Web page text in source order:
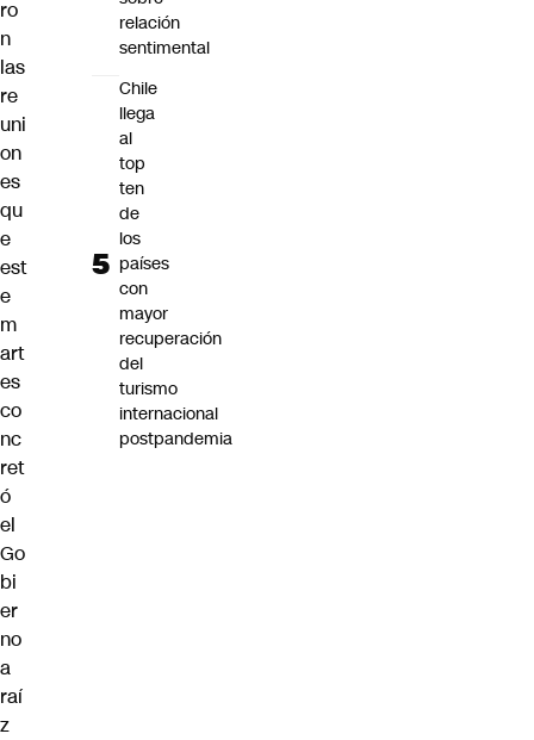
ro
n
las
re
uni
on
es
qu
e
est
e
m
art
es
co
nc
ret
ó
el
Go
bi
er
no
a
raí
z
relación
sentimental
Chile
llega
al
top
ten
de
los
países
con
mayor
recuperación
del
turismo
internacional
postpandemia